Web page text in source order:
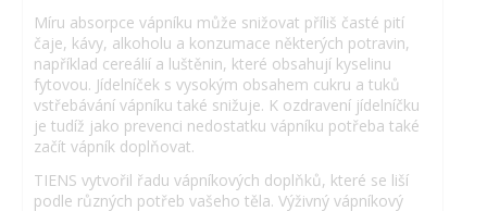
Míru absorpce vápníku může snižovat příliš časté pití
čaje, kávy, alkoholu a konzumace některých potravin,
například cereálií a luštěnin, které obsahují kyselinu
fytovou. Jídelníček s vysokým obsahem cukru a tuků
vstřebávání vápníku také snižuje. K ozdravení jídelníčku
je tudíž jako prevenci nedostatku vápníku potřeba také
začít vápník doplňovat.
TIENS vytvořil řadu vápníkových doplňků, které se liší
podle různých potřeb vašeho těla. Výživný vápníkový